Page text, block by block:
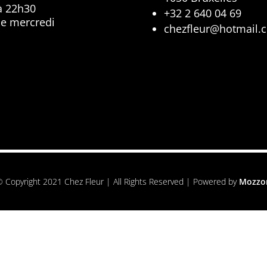
22h30
mercredi
+32 2 640 04 69
Copyright 2021 Chez Fleur | All Rights Reserved | Powered by